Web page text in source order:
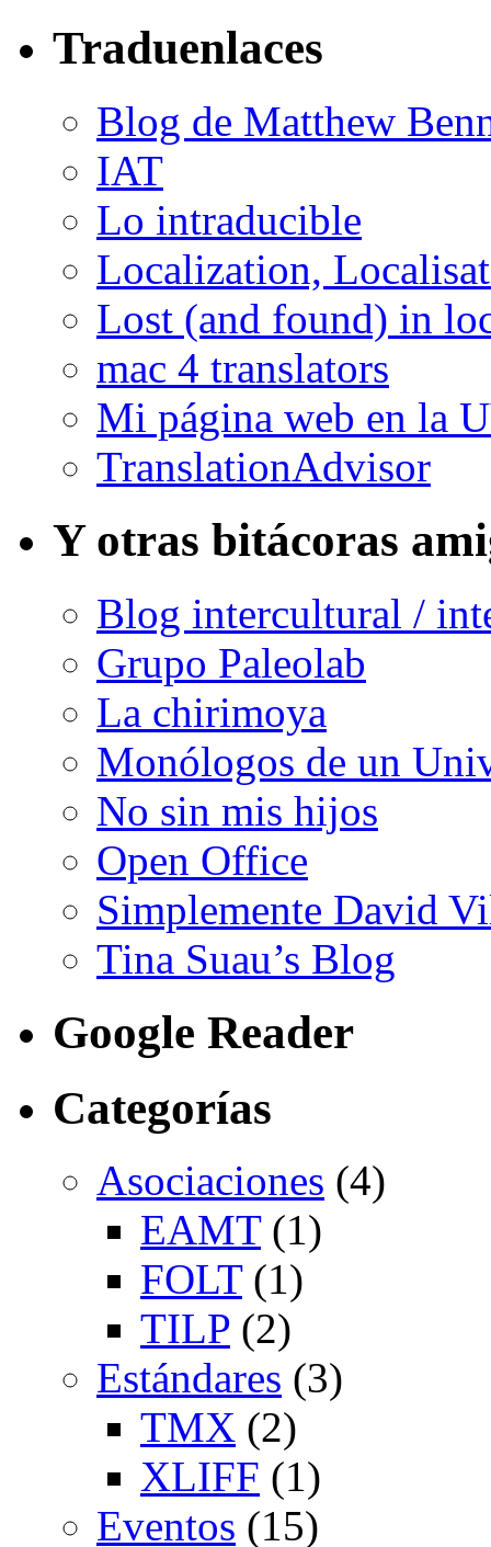
Traduenlaces
Blog de Matthew
IAT
Lo intraducible
Localization,
Lost (and found) in
mac 4 translators
Mi página web en la
TranslationAdvisor
Y otras bitácoras
Blog intercultural /
Grupo Paleolab
La chirimoya
Monólogos de un
No sin mis hijos
Open Office
Simplemente David
Tina Suau’s Blog
Google Reader
Categorías
Asociaciones (4)
EAMT(1)
FOLT(1)
TILP (2)
Estándares (3)
TMX (2)
XLIFF (1)
Eventos (15)